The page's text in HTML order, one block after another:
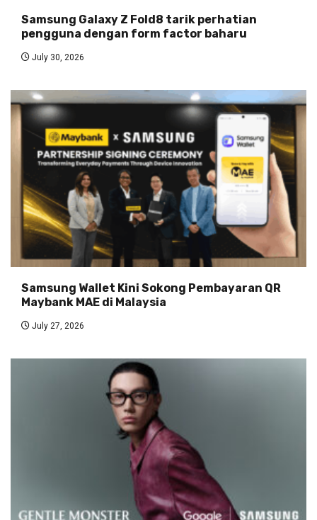
Samsung Galaxy Z Fold8 tarik perhatian
pengguna dengan form factor baharu
July 30, 2026
Samsung Wallet Kini Sokong Pembayaran QR
Maybank MAE di Malaysia
July 27, 2026